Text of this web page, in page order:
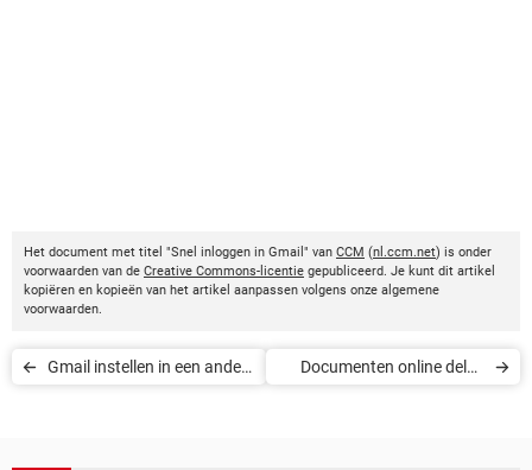
Het document met titel "Snel inloggen in Gmail" van CCM (nl.ccm.net) is onder
voorwaarden van de Creative Commons-licentie gepubliceerd. Je kunt dit artikel
kopiëren en kopieën van het artikel aanpassen volgens onze algemene
voorwaarden.
Gmail instellen in een ander
Documenten online delen